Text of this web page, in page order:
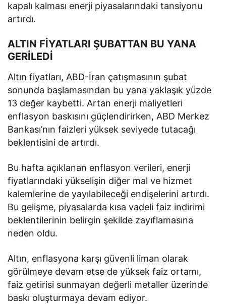
kapalı kalması enerji piyasalarındaki tansiyonu
artırdı.
ALTIN FİYATLARI ŞUBATTAN BU YANA
GERİLEDİ
Altın fiyatları, ABD-İran çatışmasının şubat
sonunda başlamasından bu yana yaklaşık yüzde
13 değer kaybetti. Artan enerji maliyetleri
enflasyon baskısını güçlendirirken, ABD Merkez
Bankası’nın faizleri yüksek seviyede tutacağı
beklentisini de artırdı.
Bu hafta açıklanan enflasyon verileri, enerji
fiyatlarındaki yükselişin diğer mal ve hizmet
kalemlerine de yayılabileceği endişelerini artırdı.
Bu gelişme, piyasalarda kısa vadeli faiz indirimi
beklentilerinin belirgin şekilde zayıflamasına
neden oldu.
Altın, enflasyona karşı güvenli liman olarak
görülmeye devam etse de yüksek faiz ortamı,
faiz getirisi sunmayan değerli metaller üzerinde
baskı oluşturmaya devam ediyor.